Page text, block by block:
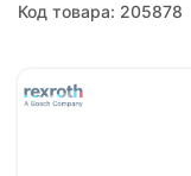
Код товара: 205878